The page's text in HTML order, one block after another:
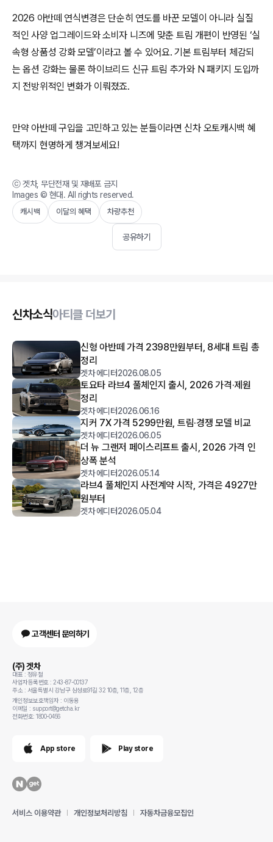
2026 아반떼 연식변경은 단순히 연도를 바꾼 모델이 아니라 실질
적인 사양 업그레이드와 소비자 니즈에 맞춘 트림 개편이 반영된 ‘실
속형 상품성 강화 모델’이라고 볼 수 있어요. 기본 트림부터 체감되
는 옵션 강화는 물론 하이브리드 신규 트림 추가와 N 패키지 도입까
지 전방위적인 변화가 이뤄졌죠.
만약 아반떼 구입을 고민하고 있는 분들이라면 신차 오토캐시백 혜
택까지 현명하게 챙겨보세요!
ⓒ 겟차, 무단전재 및 재배포 금지
Images © 현대. All rights reserved.
캐시백 이달의 혜택 차량추천
공유하기
신차소식아티클 더보기
신형 아반떼 가격 2398만원부터, 8세대 트림 총
정리
겟차 에디터2026.08.05
토요타 라브4 풀체인지 출시, 2026 가격·제원
정리
겟차 에디터2026.06.16
지커 7X 가격 5299만원, 트림·경쟁 모델 비교
겟차 에디터2026.06.05
더 뉴 그랜저 페이스리프트 출시, 2026 가격 인
상폭 분석
겟차 에디터2026.05.14
라브4 풀체인지 사전계약 시작, 가격은 4927만
원부터
겟차 에디터2026.05.04
고객센터 문의하기
(주) 겟차
대표 : 정유철
사업자등록번호 : 243-87-00137
주소 : 서울특별시 강남구 삼성로91길 32 10층, 11층, 12층
개인정보보호책임자 : 이동용
이메일 : support@getcha.kr
전화번호: 1800-0456
App store Play store
서비스 이용약관 개인정보처리방침 자동차금융모집인